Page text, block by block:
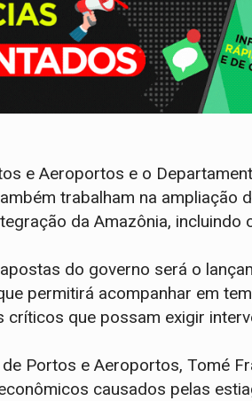
e Aeroportos e o
trabalham na ampliação
da Amazônia, incluindo
do governo será o
permitirá acompanhar em
críticos que possam exigir
Portos e Aeroportos, Tomé
causados pelas